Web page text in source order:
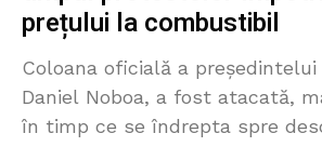
prețului la combustibil
Coloana oficială a președintelui
Daniel Noboa, a fost atacată,
în timp ce se îndrepta spre